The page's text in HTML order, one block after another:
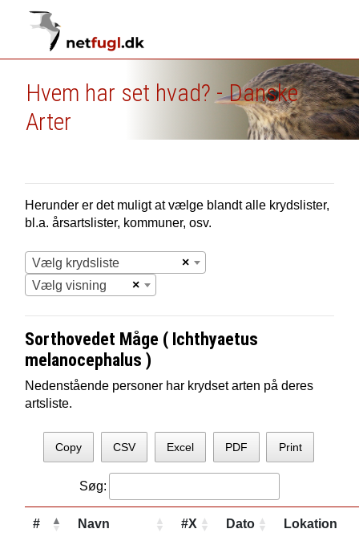
Hvem har set hvad? - Danske
Arter
Herunder er det muligt at vælge blandt alle krydslister,
bl.a. årsartslister, kommuner, osv.
×
Vælg krydsliste
×
Vælg visning
Sorthovedet Måge ( Ichthyaetus
melanocephalus )
Nedenstående personer har krydset arten på deres
artsliste.
Copy CSV Excel PDF Print
Søg:
# Navn #X Dato Lokation